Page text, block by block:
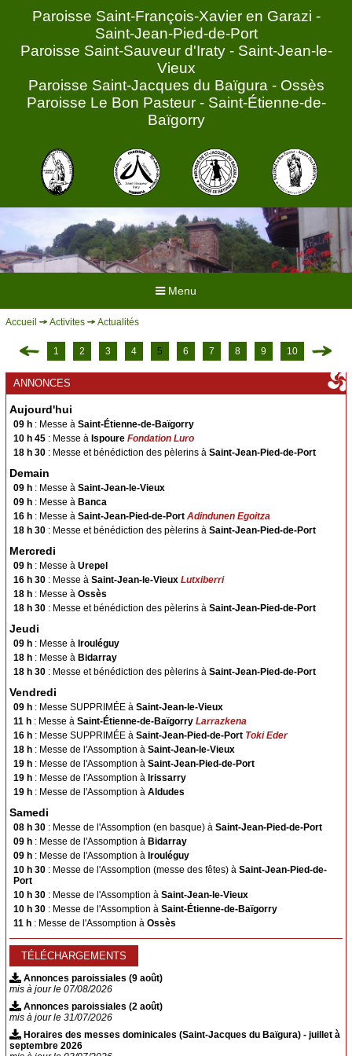
Paroisse Saint-François-Xavier en Garazi -
Saint-Jean-Pied-de-Port
Paroisse Saint-Sauveur d'Iraty - Saint-Jean-le-
Vieux
Paroisse Saint-Jacques du Baïgura - Ossès
Paroisse Le Bon Pasteur - Saint-Étienne-de-
Baïgorry
Menu
HORAIRES
Spiritualité
Caritatif
Catéchisme
Etxartia
Pèlerinage
ÉGLISES
Saint-François-Xavier en Garazi
Saint-Jean-Pied-de-Port
Arnéguy
Ascarat
Çaro
Esterençuby
Ispoure
Jaxu
Lasse
Saint-Michel
Uhart-Cize
Saint-Sauveur d'Iraty
Saint-Jean-le-Vieux
Ahaxe
Aincille
Ainhice-Mongelos
Alciette
Behorléguy
Bussunaritz-Sarrasquette
Bustince
Gamarthe
Lecumberry
Saint-Jacques du Baïgura
Bidarray
Ossès
Accueil Activites Actualités
1 2 3 4 5 6 7 8 9 10
ANNONCES
Aujourd'hui
09 h: Messe à Saint-Étienne-de-Baïgorry
10 h 45: Messe à Ispoure Fondation Luro
18 h 30: Messe et bénédiction des pèlerins à Saint-Jean-Pied-de-Port
Demain
09 h: Messe à Saint-Jean-le-Vieux
09 h: Messe à Banca
16 h: Messe à Saint-Jean-Pied-de-Port Adindunen Egoitza
18 h 30: Messe et bénédiction des pèlerins à Saint-Jean-Pied-de-Port
Mercredi
09 h: Messe à Urepel
16 h 30: Messe à Saint-Jean-le-Vieux Lutxiberri
18 h: Messe à Ossès
18 h 30: Messe et bénédiction des pèlerins à Saint-Jean-Pied-de-Port
Jeudi
09 h: Messe à Irouléguy
18 h: Messe à Bidarray
18 h 30: Messe et bénédiction des pèlerins à Saint-Jean-Pied-de-Port
Vendredi
09 h: Messe SUPPRIMÉE à Saint-Jean-le-Vieux
11 h: Messe à Saint-Étienne-de-Baïgorry Larrazkena
16 h: Messe SUPPRIMÉE à Saint-Jean-Pied-de-Port Toki Eder
18 h: Messe de l'Assomption à Saint-Jean-le-Vieux
19 h: Messe de l'Assomption à Saint-Jean-Pied-de-Port
19 h: Messe de l'Assomption à Irissarry
19 h: Messe de l'Assomption à Aldudes
Samedi
08 h 30: Messe de l'Assomption (en basque) à Saint-Jean-Pied-de-Port
09 h: Messe de l'Assomption à Bidarray
09 h: Messe de l'Assomption à Irouléguy
10 h 30: Messe de l'Assomption (messe des fêtes) à Saint-Jean-Pied-de-
Port
10 h 30: Messe de l'Assomption à Saint-Jean-le-Vieux
10 h 30: Messe de l'Assomption à Saint-Étienne-de-Baïgorry
11 h: Messe de l'Assomption à Ossès
TÉLÉCHARGEMENTS
Annonces paroissiales (9 août)
mis à jour le 07/08/2026
Annonces paroissiales (2 août)
mis à jour le 31/07/2026
Horaires des messes dominicales (Saint-Jacques du Baïgura) - juillet à
septembre 2026